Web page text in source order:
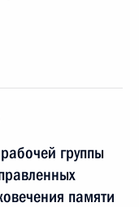
группы
памяти